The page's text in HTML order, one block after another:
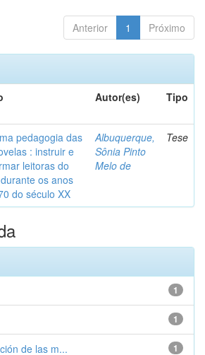
Anterior 1 Próximo
Autor(es) Tipo
pedagogia das
: instruir e
leitoras do
os anos
do século XX
Albuquerque,
Sônia Pinto
Melo de
Tese
1
1
1
de las m...